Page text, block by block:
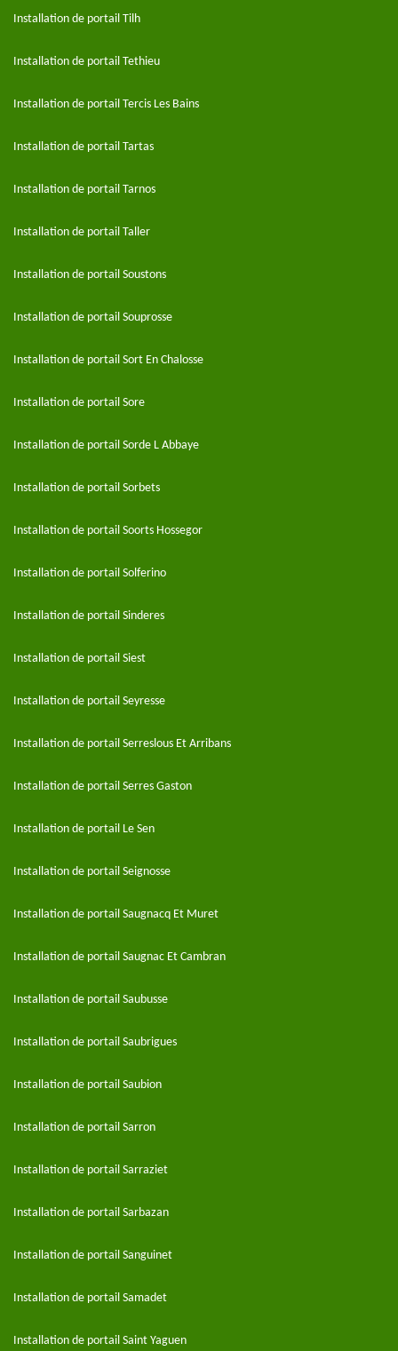
Installation de portail Tilh
Installation de portail Tethieu
Installation de portail Tercis Les Bains
Installation de portail Tartas
Installation de portail Tarnos
Installation de portail Taller
Installation de portail Soustons
Installation de portail Souprosse
Installation de portail Sort En Chalosse
Installation de portail Sore
Installation de portail Sorde L Abbaye
Installation de portail Sorbets
Installation de portail Soorts Hossegor
Installation de portail Solferino
Installation de portail Sinderes
Installation de portail Siest
Installation de portail Seyresse
Installation de portail Serreslous Et Arribans
Installation de portail Serres Gaston
Installation de portail Le Sen
Installation de portail Seignosse
Installation de portail Saugnacq Et Muret
Installation de portail Saugnac Et Cambran
Installation de portail Saubusse
Installation de portail Saubrigues
Installation de portail Saubion
Installation de portail Sarron
Installation de portail Sarraziet
Installation de portail Sarbazan
Installation de portail Sanguinet
Installation de portail Samadet
Installation de portail Saint Yaguen